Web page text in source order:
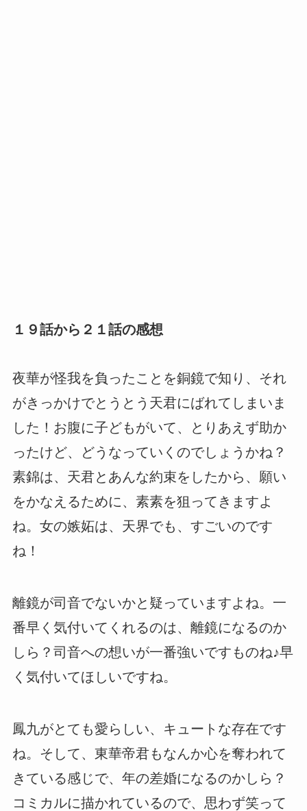
１９話から２１話の感想
夜華が怪我を負ったことを銅鏡で知り、それ
がきっかけでとうとう天君にばれてしまいま
した！お腹に子どもがいて、とりあえず助か
ったけど、どうなっていくのでしょうかね？
素錦は、天君とあんな約束をしたから、願い
をかなえるために、素素を狙ってきますよ
ね。女の嫉妬は、天界でも、すごいのです
ね！
離鏡が司音でないかと疑っていますよね。一
番早く気付いてくれるのは、離鏡になるのか
しら？司音への想いが一番強いですものね♪早
く気付いてほしいですね。
鳳九がとても愛らしい、キュートな存在です
ね。そして、東華帝君もなんか心を奪われて
きている感じで、年の差婚になるのかしら？
コミカルに描かれているので、思わず笑って